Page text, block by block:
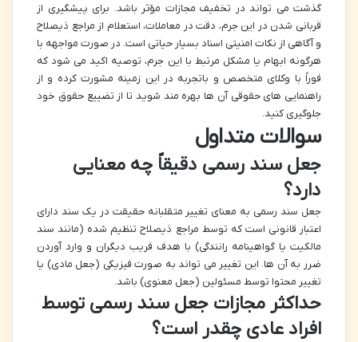
گذشت می تواند در تخفیف مجازات مؤثر باشد. برای پیشگیری از
قربانی شدن در این جرم، دقت در معاملات، استعلام از مراجع ذیصلاح
و آگاهی از نکات امنیتی اسناد بسیار حیاتی است. در صورت مواجهه با
هرگونه ابهام یا مشکل مرتبط با این جرم، توصیه اکید می شود که
فوراً با وکلای متخصص و باتجربه در این زمینه مشورت کرده و از
راهنمایی های حقوقی آن ها بهره مند شوید تا از تضییع حقوق خود
جلوگیری کنید.
سوالات متداول
جعل سند رسمی دقیقاً چه معنایی
دارد؟
جعل سند رسمی به معنای تغییر متقلبانه حقیقت در یک سند دارای
اعتبار قانونی است که توسط مراجع ذیصلاح تنظیم شده (مانند سند
مالکیت یا گواهینامه رانندگی) با هدف فریب دیگران و وارد آوردن
ضرر به آن ها. این تغییر می تواند به صورت فیزیکی (جعل مادی) یا
تغییر محتوا توسط مسئولین (جعل معنوی) باشد.
حداکثر مجازات جعل سند رسمی توسط
افراد عادی چقدر است؟